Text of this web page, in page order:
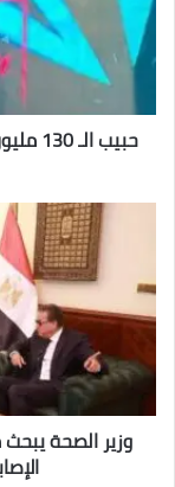
العالمي
#محمود_الليثي
وفرقته
امس
حبيب
مع
وزيري
الاستثمار
والصناعة
آليات
خفض
الإصابة
بالأمراض
وزير الصحة